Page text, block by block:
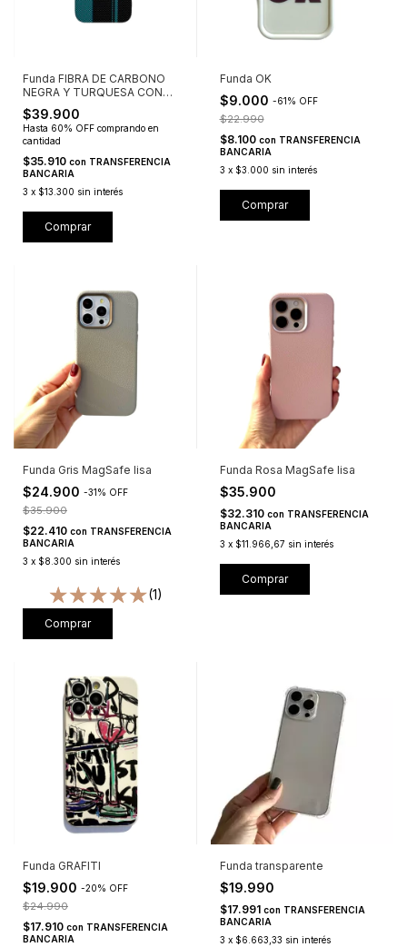
Funda FIBRA DE CARBONO
NEGRA Y TURQUESA CON
MAGSAFE
$39.900
Hasta 60% OFF comprando en
cantidad
$35.910 con TRANSFERENCIA
BANCARIA
3 x $13.300 sin interés
Comprar
Funda OK
$9.000 -61% OFF
$22.990
$8.100 con TRANSFERENCIA
BANCARIA
3 x $3.000 sin interés
Comprar
Funda Gris MagSafe lisa
$24.900 -31% OFF
$35.900
$22.410 con TRANSFERENCIA
BANCARIA
3 x $8.300 sin interés
(1)
Comprar
Funda Rosa MagSafe lisa
$35.900
$32.310 con TRANSFERENCIA
BANCARIA
3 x $11.966,67 sin interés
Comprar
Funda GRAFITI
$19.900 -20% OFF
$24.990
$17.910 con TRANSFERENCIA
BANCARIA
Funda transparente
$19.990
$17.991 con TRANSFERENCIA
BANCARIA
3 x $6.663,33 sin interés